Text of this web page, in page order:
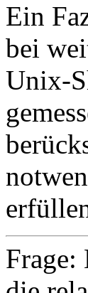
Ein
bei
Unix-
Frage: